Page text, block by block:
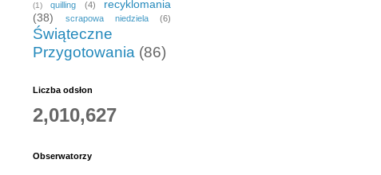
(1)
quilling (4)
recyklomania
(38)
scrapowa niedziela (6)
Świąteczne
Przygotowania (86)
Liczba odsłon
2,010,627
Obserwatorzy